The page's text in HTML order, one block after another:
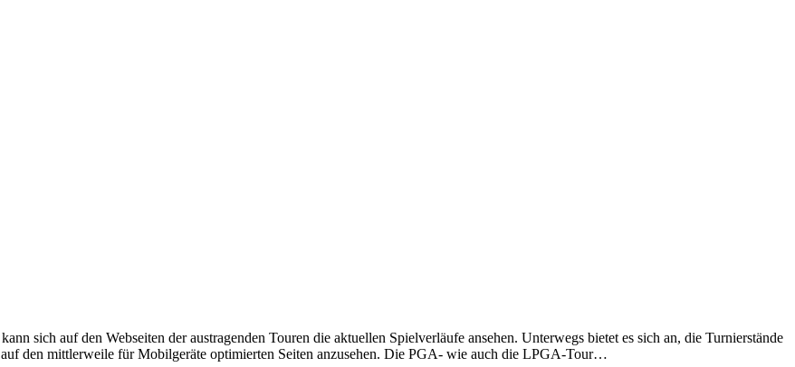
sich auf den Webseiten der austragenden Touren die aktuellen Spielverläufe ansehen. Unterwegs bietet es sich an, die Turnierstände
den mittlerweile für Mobilgeräte optimierten Seiten anzusehen. Die PGA- wie auch die LPGA-Tour…